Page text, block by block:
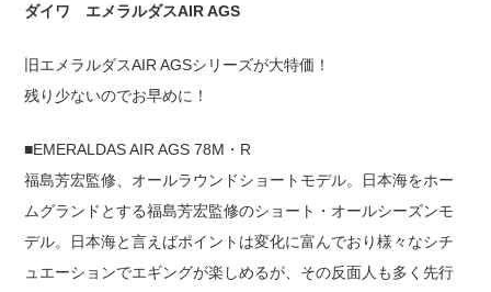
ダイワ エメラルダスAIR AGS
旧エメラルダスAIR AGSシリーズが大特価！
残り少ないのでお早めに！
■EMERALDAS AIR AGS 78M・R
福島芳宏監修、オールラウンドショートモデル。日本海をホー
ムグランドとする福島芳宏監修のショート・オールシーズンモ
デル。日本海と言えばポイントは変化に富んでおり様々なシチ
ュエーションでエギングが楽しめるが、その反面人も多く先行